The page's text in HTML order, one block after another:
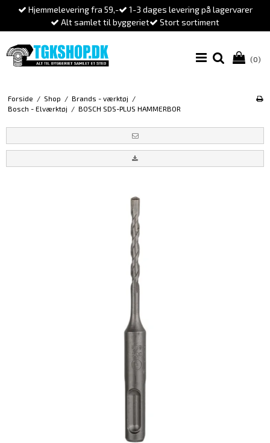
Hjemmelevering fra 59,-
1-3 dages levering på lagervarer
Alt samlet til byggeriet
Stort sortiment
(0)
Forside / Shop / Brands - værktøj /
Bosch - Elværktøj / BOSCH SDS-PLUS HAMMERBOR